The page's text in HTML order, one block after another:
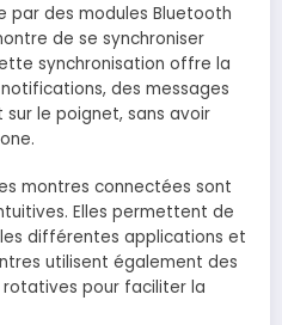
par des modules Bluetooth
de se synchroniser
synchronisation offre la
des messages
le poignet, sans avoir
montres connectées sont
Elles permettent de
différentes applications et
utilisent également des
pour faciliter la